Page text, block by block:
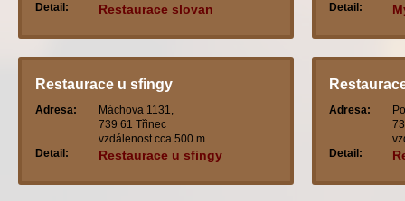
Detail:
Restaurace slovan
Detail:
Restaurace u sfingy
Adresa:
Máchova 1131,
739 61 Třinec
vzdálenost cca 500 m
Detail:
Restaurace u sfingy
Adresa:
Detail: